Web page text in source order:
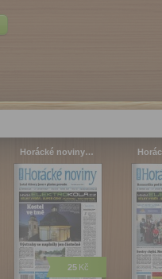
Horácké noviny…
25 Kč